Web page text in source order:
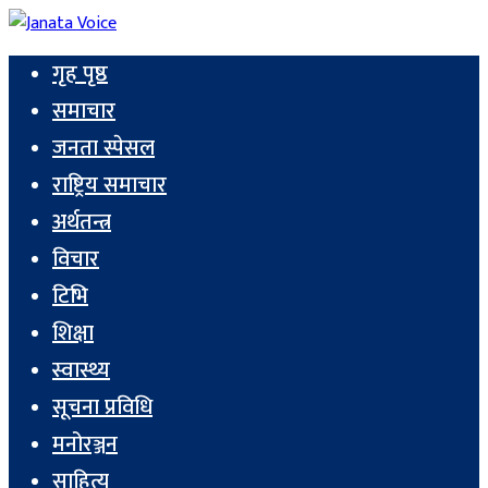
गृह पृष्ठ
समाचार
जनता स्पेसल
राष्ट्रिय समाचार
अर्थतन्त्र
विचार
टिभि
शिक्षा
स्वास्थ्य
सूचना प्रविधि
मनोरञ्जन